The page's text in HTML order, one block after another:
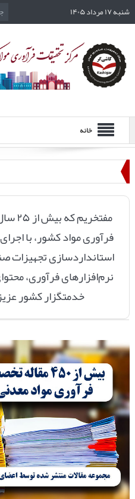
شنبه ۱۷ مرداد ۱۴۰۵
خانه
فرآوری مواد کشور، با
استانداردسازی تجهیزات
نرم‌افزارهای فرآوری،
خدمتگزارکشور